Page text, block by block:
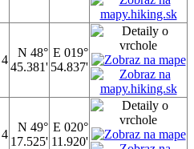
4
N 48°
45.381'
E 019°
54.837'
4
N 49°
17.525'
E 020°
11.920'